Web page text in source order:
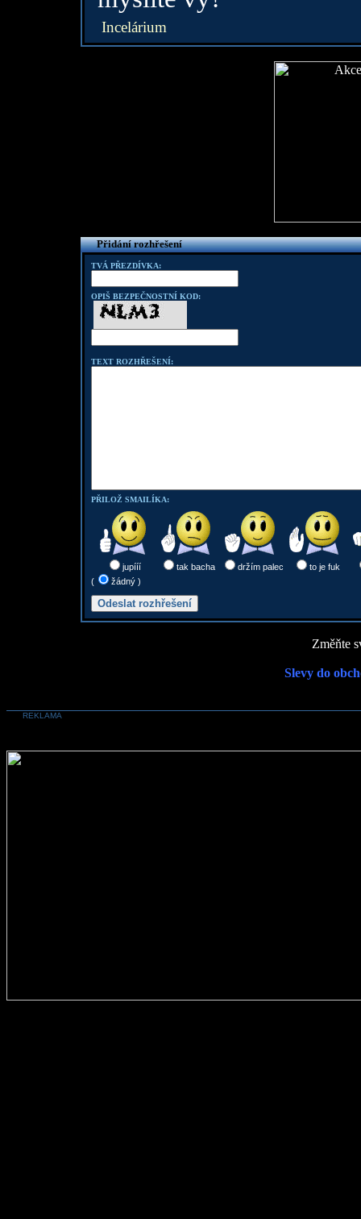
Incelárium
Přidání rozhřešení
TVÁ PŘEZDÍVKA:
OPIŠ BEZPEČNOSTNÍ KOD:
TEXT ROZHŘEŠENÍ:
PŘILOŽ SMAILÍKA:
jupííí tak bacha držím palec
to je fuk
(
žádný )
Změňte
Slevy do
REKLAMA